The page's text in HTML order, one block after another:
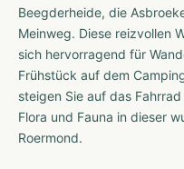
Beegderheide, die
Meinweg. Diese reizvollen
sich hervorragend für
Frühstück auf dem
steigen Sie auf das
Flora und Fauna in dieser
Roermond.